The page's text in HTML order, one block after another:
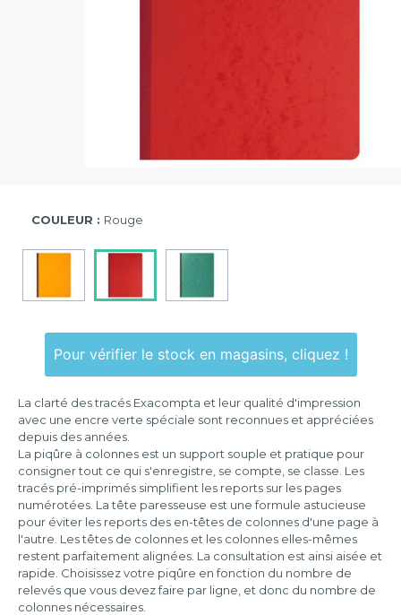
COULEUR : Rouge
Pour vérifier le stock en magasins, cliquez !
La clarté des tracés Exacompta et leur qualité d'impression
avec une encre verte spéciale sont reconnues et appréciées
depuis des années.
La piqûre à colonnes est un support souple et pratique pour
consigner tout ce qui s'enregistre, se compte, se classe. Les
tracés pré-imprimés simplifient les reports sur les pages
numérotées. La tête paresseuse est une formule astucieuse
pour éviter les reports des en-têtes de colonnes d'une page à
l'autre. Les têtes de colonnes et les colonnes elles-mêmes
restent parfaitement alignées. La consultation est ainsi aisée et
rapide. Choisissez votre piqûre en fonction du nombre de
relevés que vous devez faire par ligne, et donc du nombre de
colonnes nécessaires.